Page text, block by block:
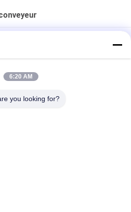
en acier inoxydable/Ceinture
inoxydable
en spirale polyester
6:20 AM
you looking for?